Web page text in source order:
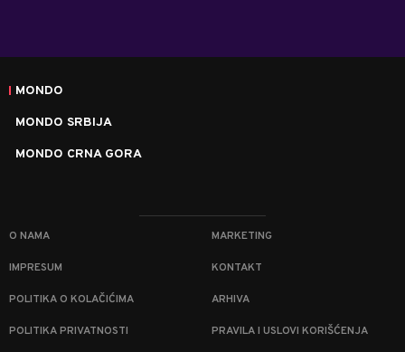
MONDO
MONDO SRBIJA
MONDO CRNA GORA
O NAMA MARKETING
IMPRESUM KONTAKT
POLITIKA O KOLAČIĆIMA ARHIVA
POLITIKA PRIVATNOSTI PRAVILA I USLOVI KORIŠĆENJA